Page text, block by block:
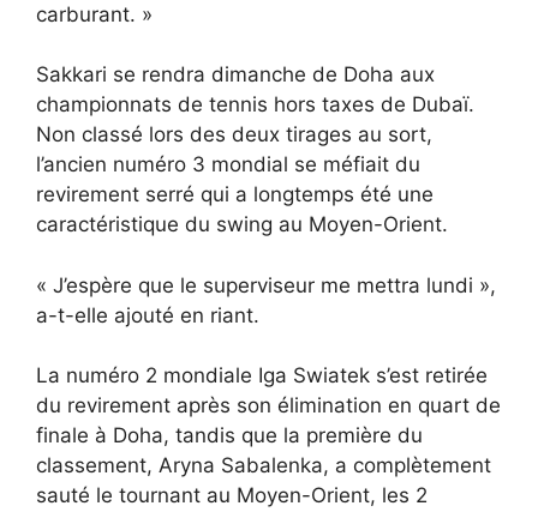
carburant. »
Sakkari se rendra dimanche de Doha aux
championnats de tennis hors taxes de Dubaï.
Non classé lors des deux tirages au sort,
l’ancien numéro 3 mondial se méfiait du
revirement serré qui a longtemps été une
caractéristique du swing au Moyen-Orient.
« J’espère que le superviseur me mettra lundi »,
a-t-elle ajouté en riant.
La numéro 2 mondiale Iga Swiatek s’est retirée
du revirement après son élimination en quart de
finale à Doha, tandis que la première du
classement, Aryna Sabalenka, a complètement
sauté le tournant au Moyen-Orient, les 2